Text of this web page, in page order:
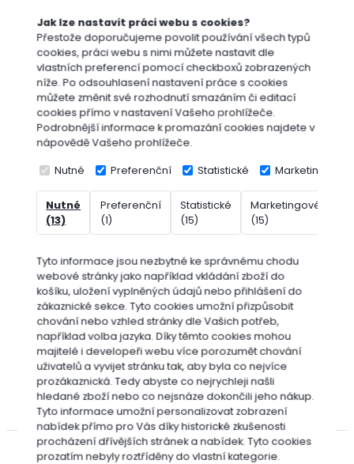
Jak lze nastavit práci webu s cookies?
Přestože doporučujeme povolit používání všech typů
cookies, práci webu s nimi můžete nastavit dle
vlastních preferencí pomocí checkboxů zobrazených
níže. Po odsouhlasení nastavení práce s cookies
můžete změnit své rozhodnutí smazáním či editací
cookies přímo v nastavení Vašeho prohlížeče.
Podrobnější informace k promazání cookies najdete v
nápovědě Vašeho prohlížeče.
Nutné Preferenční Statistické Marketingové
Nutné
(13)
Preferenční
(1)
Statistické
(15)
Marketingové
(15)
Tyto informace jsou nezbytné ke správnému chodu
webové stránky jako například vkládání zboží do
košíku, uložení vyplněných údajů nebo přihlášení do
zákaznické sekce. Tyto cookies umožní přizpůsobit
chování nebo vzhled stránky dle Vašich potřeb,
například volba jazyka. Díky těmto cookies mohou
majitelé i developeři webu více porozumět chování
uživatelů a vyvijet stránku tak, aby byla co nejvíce
prozákaznická. Tedy abyste co nejrychleji našli
hledané zboží nebo co nejsnáze dokončili jeho nákup.
Tyto informace umožní personalizovat zobrazení
nabídek přímo pro Vás díky historické zkušenosti
procházení dřívějších stránek a nabídek. Tyto cookies
prozatím nebyly roztříděny do vlastní kategorie.
Postřikovače
Dárkové
poukazy
značku
Bofix
Cererit
Dicotex
Garlon
Roundup
(Randap)
Travin